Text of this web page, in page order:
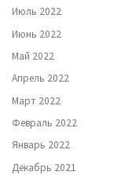
Июль 2022
Июнь 2022
Май 2022
Апрель 2022
Март 2022
Февраль 2022
Январь 2022
Декабрь 2021